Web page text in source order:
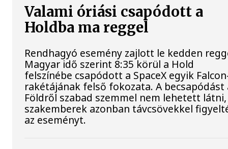
Valami óriási csapódott a
Holdba ma reggel
Rendhagyó esemény zajlott le kedden
Magyar idő szerint 8:35 körül a Hold
felszínébe csapódott a SpaceX egyik
rakétájának felső fokozata. A becsapódást
Földről szabad szemmel nem lehetett
szakemberek azonban távcsövekkel
az eseményt.